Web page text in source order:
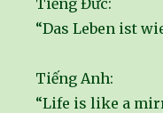
“Das Leben ist
Tiếng Anh:
“Life is like a